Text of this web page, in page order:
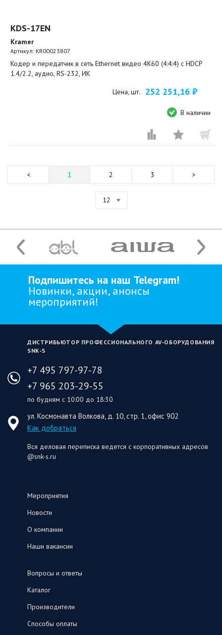
KDS-17EN
Kramer
Артикул: KR00023807
Кодер и передатчик в сеть Ethernet видео 4K60 (4:4:4) с HDCP
1.4/2.2, аудио, RS-232, ИК
Цена, шт. 252 251,16 ₽
В наличии
1 2 3
12
Подпишитесь на наш Telegram!
Новинки, акции, анонсы
мероприятий!
ДИСТРИБЬЮТОР ПРОФЕССИОНАЛЬНОГО AV‑ОБОРУДОВАНИЯ
SNK‑S
+7 495 797-97-78
+7 965 203-29-55
по будням с 10:00 до 18:30
ул. Космонавта Волкова, д. 10, стр. 1, офис 902
Как добраться
Вся деловая переписка ведется с корпоративных адресов
@snk-s.ru
Мероприятия
Новости
О компании
Наши вакансии
Вопросы и ответы
Каталог
Производители
Способы оплаты